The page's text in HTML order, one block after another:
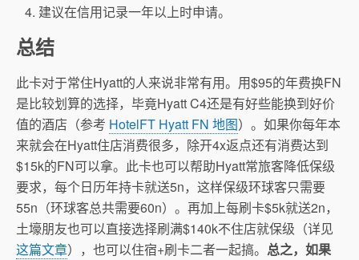
建议在信用记录一年以上时申请。
总结
此卡对于常住Hyatt的人来说非常有用。用$95的年费换FN
是比较划算的选择，毕竟Hyatt C4还是有好些能换到好价
值的酒店（参考 HotelFT Hyatt FN 地图）。如果你每年本
来就会在Hyatt住店消费很多，除开4x返点还有消费达到
$15k的FN可以拿。此卡也可以帮助Hyatt常旅客降低保级
要求，每个日历年持卡就送5n，这样保级环球客只需要
55n（环球客总共需要60n）。再加上每刷卡$5k就送2n，
土壕朋友也可以直接选择刷满$140k不住店就保级（详见
这篇文章），也可以住宿+刷卡二者一起搞。 总之，如果